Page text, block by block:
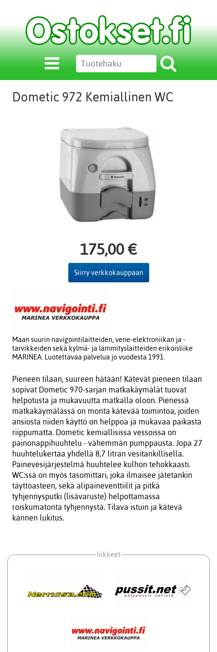
Dometic 972 Kemiallinen WC
175,00 €
Siirry verkkokauppaan
Maan suurin navigointilaitteiden, vene-elektroniikan ja -
tarvikkeiden sekä kylmä- ja lämmityslaitteiden erikoisliike
MARINEA. Luotettavaa palvelua jo vuodesta 1991.
Pieneen tilaan, suureen hätään! Kätevät pieneen tilaan
sopivat Dometic 970-sarjan matkakäymälät tuovat
helpotusta ja mukavuutta matkalla oloon. Pienessä
matkakäymälässä on monta kätevää toimintoa, joiden
ansiosta niiden käyttö on helppoa ja mukavaa paikasta
riippumatta. Dometic kemiallisissa vessoissa on
painonappihuuhtelu - vähemmän pumppausta. Jopa 27
huuhtelukertaa yhdellä 8,7 litran vesitankillisella.
Painevesijärjestelmä huuhtelee kulhon tehokkaasti.
WC:ssä on myös tasomittari, joka ilmaisee jätetankin
täyttöasteen, sekä alipaineventtiilit ja pitkä
tyhjennysputki (lisävaruste) helpottamassa
roiskumatonta tyhjennystä. Tilava istuin ja kätevä
kannen lukitus.
liikkeet